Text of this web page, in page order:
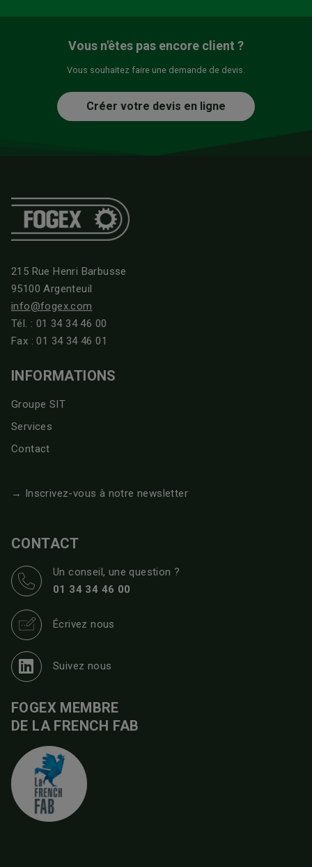
Vous n'êtes pas encore client ?
Vous souhaitez faire une demande de devis.
Créer votre devis en ligne
215 Rue Henri Barbusse
95100 Argenteuil
info@fogex.com
Tél. : 01 34 34 46 00
Fax : 01 34 34 46 01
INFORMATIONS
Groupe SIT
Services
Contact
→ Inscrivez-vous à notre newsletter
CONTACT
Un conseil, une question ?
01 34 34 46 00
Écrivez nous
Suivez nous
FOGEX MEMBRE
DE LA FRENCH FAB